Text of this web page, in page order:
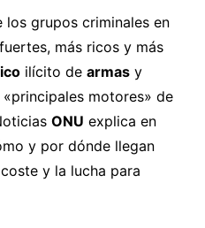
grupos criminales en
más ricos y más
ilícito de armasy
motores» de
ONU explica en
y por dónde llegan
y la lucha para